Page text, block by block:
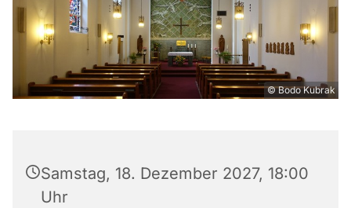
© Bodo Kubrak
Samstag, 18. Dezember 2027, 18:00
Uhr